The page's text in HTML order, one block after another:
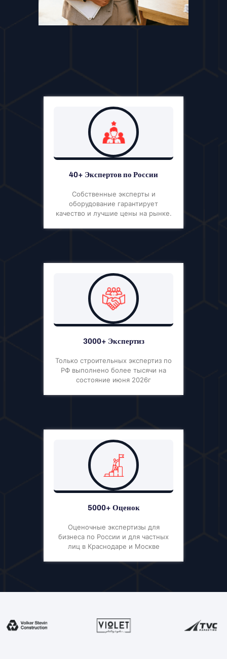
40+ Экспертов по России
Собственные эксперты и
оборудование гарантирует
качество и лучшие цены на рынке.
3000+ Экспертиз
Только строительных экспертиз по
РФ выполнено более тысячи на
состояние июня 2026г
5000+ Оценок
Оценочные экспертизы для
бизнеса по России и для частных
лиц в Краснодаре и Москве